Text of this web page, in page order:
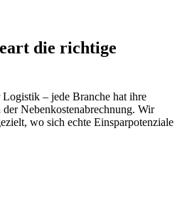
die richtige
– jede Branche hat ihre
Nebenkostenabrechnung. Wir
wo sich echte Einsparpotenziale